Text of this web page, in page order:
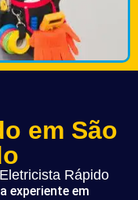
em São
Rápido
experiente em